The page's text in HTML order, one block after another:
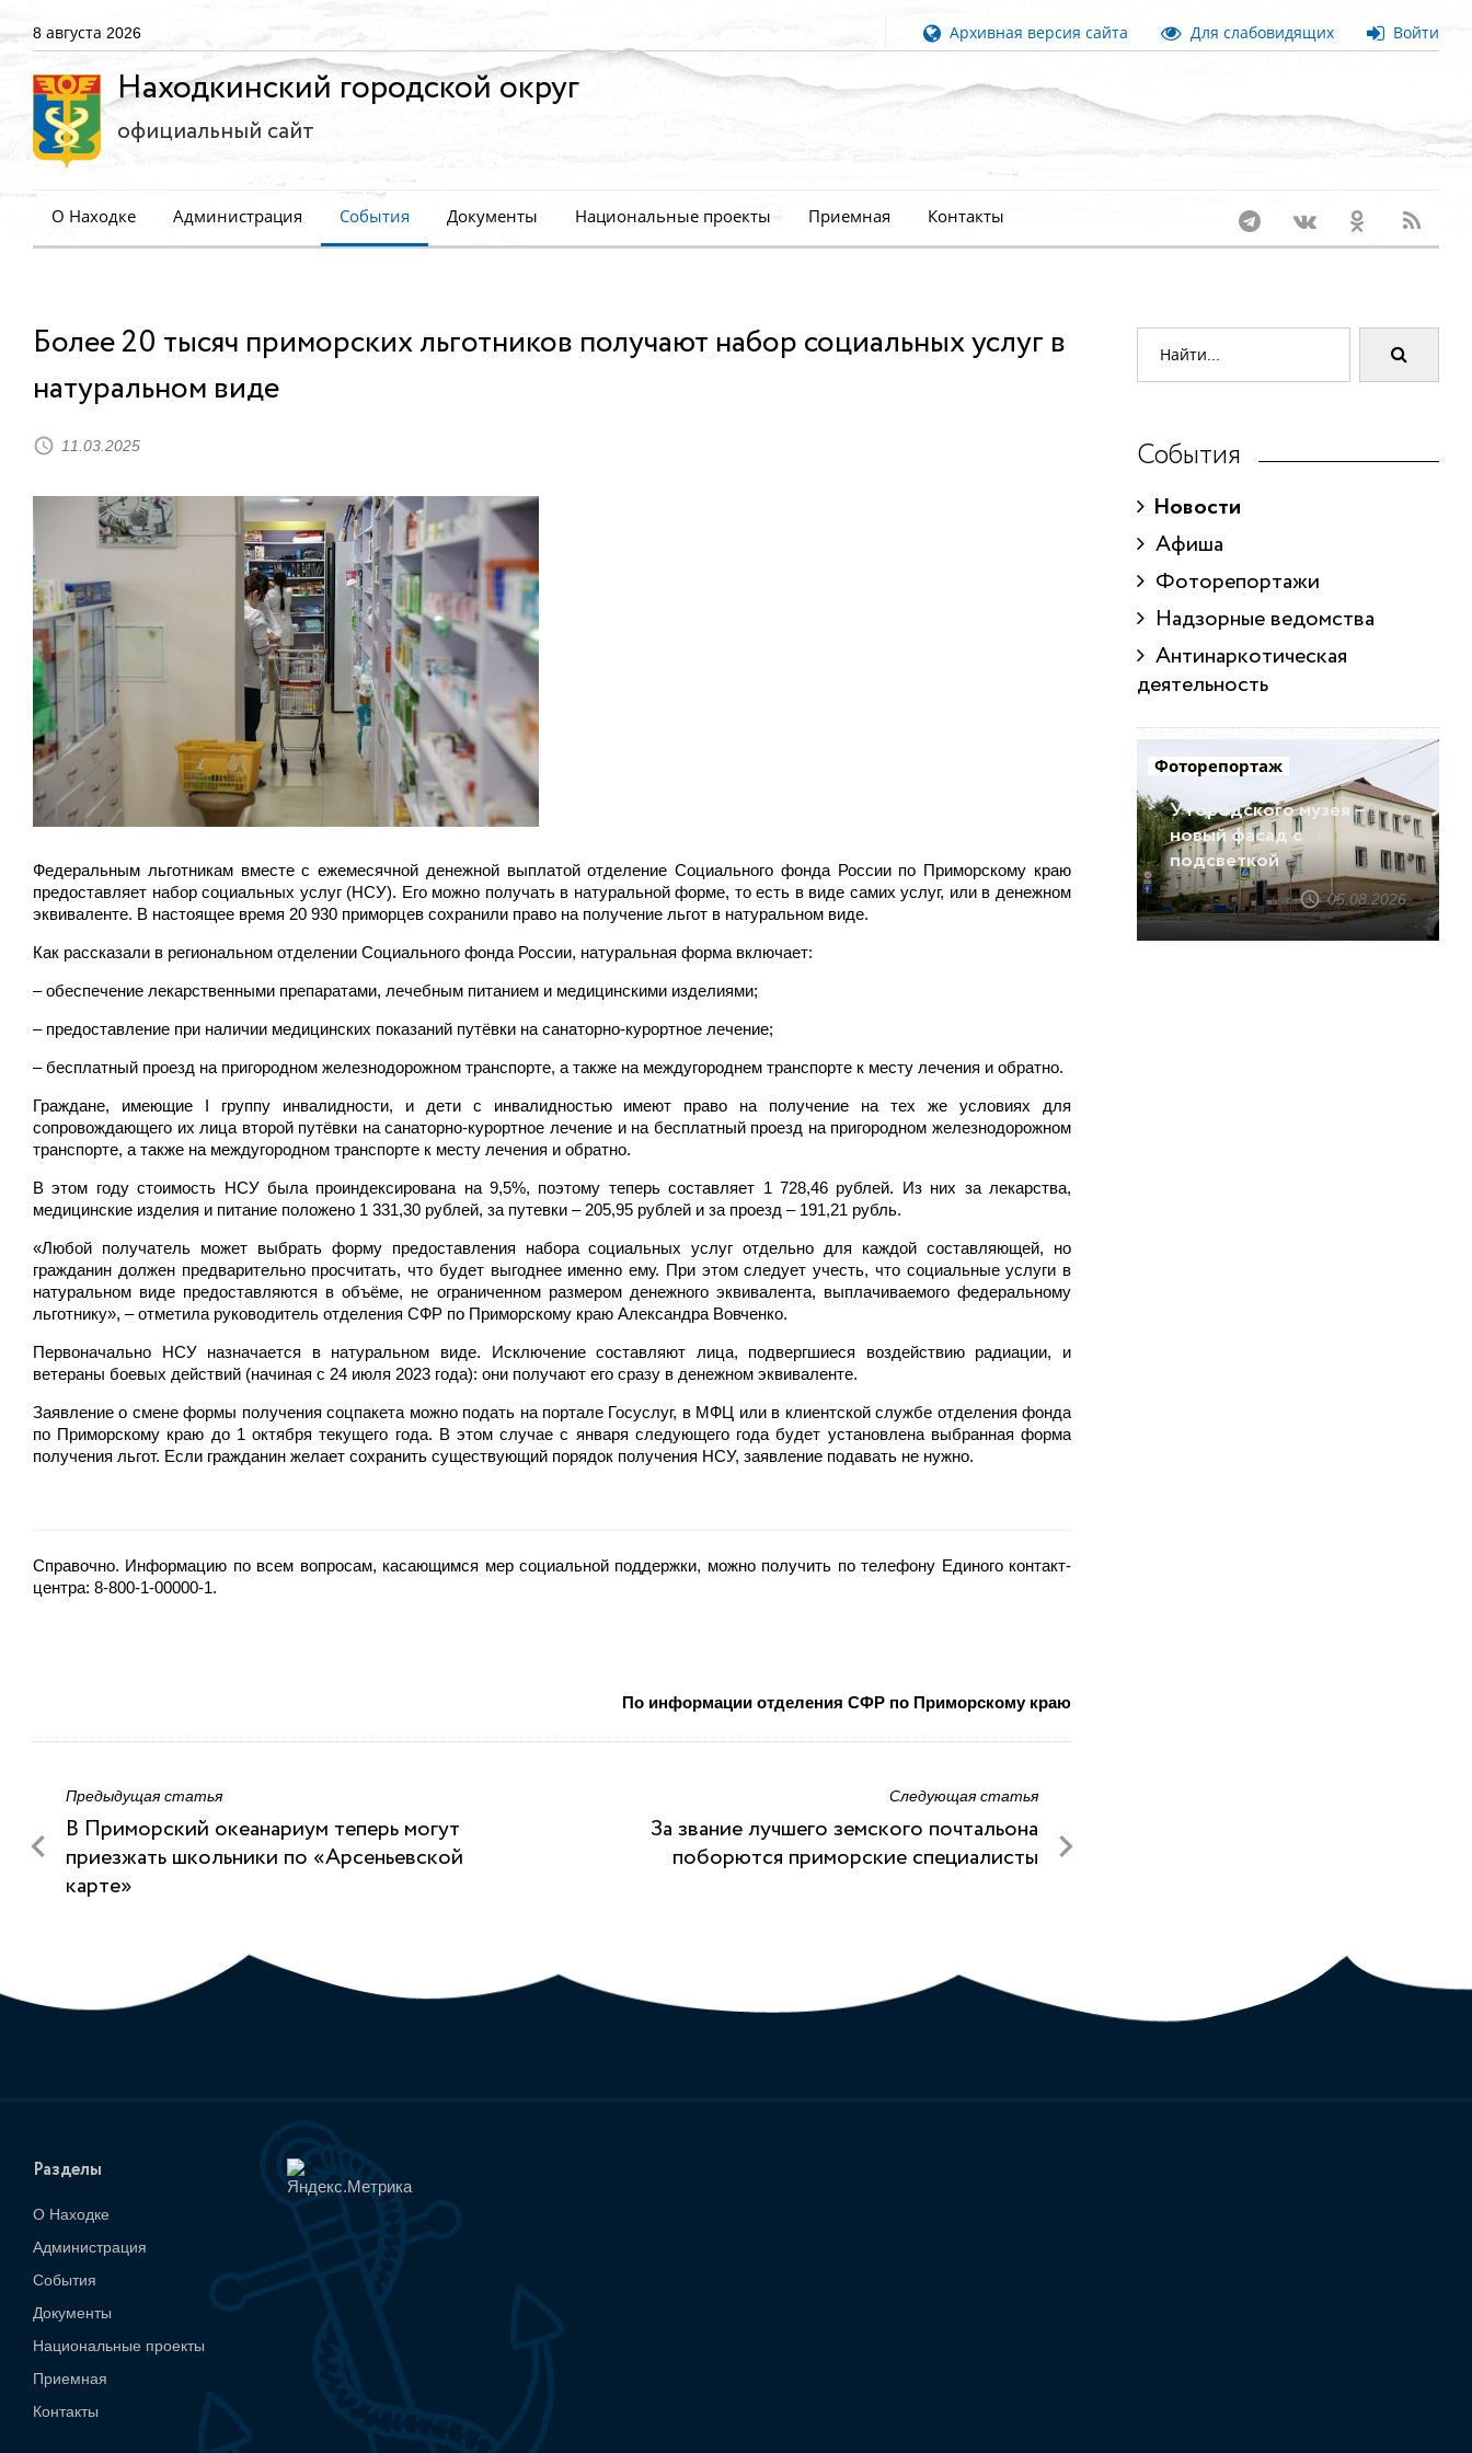
8 августа 2026 Архивная версия сайта Для слабовидящих Войти
Находкинский городской округ
официальный сайт
О Находке Администрация События Документы Национальные проекты Приемная Контакты
Более 20 тысяч приморских льготников получают набор социальных услуг в
натуральном виде
11.03.2025
Федеральным льготникам вместе с ежемесячной денежной выплатой отделение Социального фонда России по Приморскому краю
предоставляет набор социальных услуг (НСУ). Его можно получать в натуральной форме, то есть в виде самих услуг, или в денежном
эквиваленте. В настоящее время 20 930 приморцев сохранили право на получение льгот в натуральном виде.
Как рассказали в региональном отделении Социального фонда России, натуральная форма включает:
– обеспечение лекарственными препаратами, лечебным питанием и медицинскими изделиями;
– предоставление при наличии медицинских показаний путёвки на санаторно-курортное лечение;
– бесплатный проезд на пригородном железнодорожном транспорте, а также на междугороднем транспорте к месту лечения и обратно.
Граждане, имеющие I группу инвалидности, и дети с инвалидностью имеют право на получение на тех же условиях для
сопровождающего их лица второй путёвки на санаторно-курортное лечение и на бесплатный проезд на пригородном железнодорожном
транспорте, а также на междугородном транспорте к месту лечения и обратно.
В этом году стоимость НСУ была проиндексирована на 9,5%, поэтому теперь составляет 1 728,46 рублей. Из них за лекарства,
медицинские изделия и питание положено 1 331,30 рублей, за путевки – 205,95 рублей и за проезд – 191,21 рубль.
«Любой получатель может выбрать форму предоставления набора социальных услуг отдельно для каждой составляющей, но
гражданин должен предварительно просчитать, что будет выгоднее именно ему. При этом следует учесть, что социальные услуги в
натуральном виде предоставляются в объёме, не ограниченном размером денежного эквивалента, выплачиваемого федеральному
льготнику», – отметила руководитель отделения СФР по Приморскому краю Александра Вовченко.
Первоначально НСУ назначается в натуральном виде. Исключение составляют лица, подвергшиеся воздействию радиации, и
ветераны боевых действий (начиная с 24 июля 2023 года): они получают его сразу в денежном эквиваленте.
Заявление о смене формы получения соцпакета можно подать на портале Госуслуг, в МФЦ или в клиентской службе отделения фонда
по Приморскому краю до 1 октября текущего года. В этом случае с января следующего года будет установлена выбранная форма
получения льгот. Если гражданин желает сохранить существующий порядок получения НСУ, заявление подавать не нужно.
Справочно. Информацию по всем вопросам, касающимся мер социальной поддержки, можно получить по телефону Единого контакт-
центра: 8-800-1-00000-1.
По информации отделения СФР по Приморскому краю
Предыдущая статья
В Приморский океанариум теперь могут
приезжать школьники по «Арсеньевской
карте»
Следующая статья
За звание лучшего земского почтальона
поборются приморские специалисты
События
Новости
Афиша
Фоторепортажи
Надзорные ведомства
Антинаркотическая
деятельность
Фоторепортаж
У городского музея –
новый фасад с
подсветкой
05.08.2026
Разделы
О Находке
Администрация
События
Документы
Национальные проекты
Приемная
Контакты